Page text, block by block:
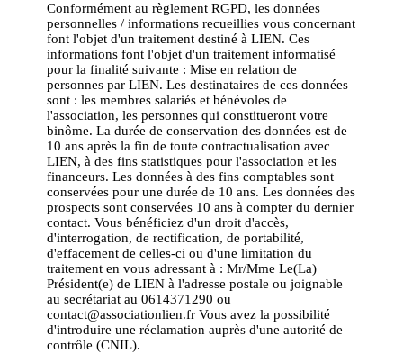
Conformément au règlement RGPD, les données
personnelles / informations recueillies vous concernant
font l'objet d'un traitement destiné à LIEN. Ces
informations font l'objet d'un traitement informatisé
pour la finalité suivante : Mise en relation de
personnes par LIEN. Les destinataires de ces données
sont : les membres salariés et bénévoles de
l'association, les personnes qui constitueront votre
binôme. La durée de conservation des données est de
10 ans après la fin de toute contractualisation avec
LIEN, à des fins statistiques pour l'association et les
financeurs. Les données à des fins comptables sont
conservées pour une durée de 10 ans. Les données des
prospects sont conservées 10 ans à compter du dernier
contact. Vous bénéficiez d'un droit d'accès,
d'interrogation, de rectification, de portabilité,
d'effacement de celles-ci ou d'une limitation du
traitement en vous adressant à : Mr/Mme Le(La)
Président(e) de LIEN à l'adresse postale ou joignable
au secrétariat au 0614371290 ou
contact@associationlien.fr Vous avez la possibilité
d'introduire une réclamation auprès d'une autorité de
contrôle (CNIL).